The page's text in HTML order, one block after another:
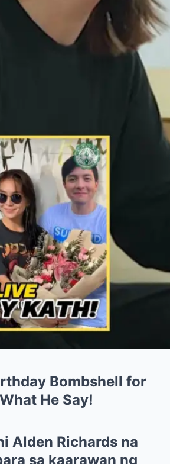
Bombshell for
He Say!
Alden Richards na
sa kaarawan ng